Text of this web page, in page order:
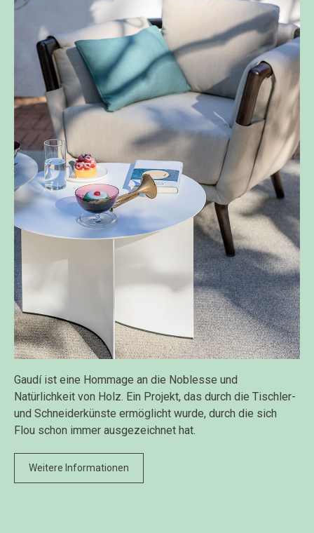
Gaudí ist eine Hommage an die Noblesse und
Natürlichkeit von Holz. Ein Projekt, das durch die Tischler-
und Schneiderkünste ermöglicht wurde, durch die sich
Flou schon immer ausgezeichnet hat.
Weitere Informationen